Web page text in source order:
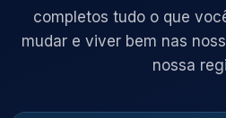
completos tudo o que
mudar e viver bem nas
nossa